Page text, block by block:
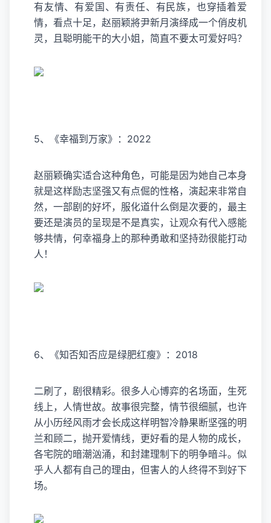
有友情、有爱国、有责任、有民族，也穿插着爱
情，看点十足，赵丽颖將尹新月演绎成一个俏皮机
灵，且聪明能干的大小姐，简直不要太可爱好吗？
5、《幸福到万家》：2022
赵丽颖确实适合这种角色，可能是因为她自己本身
就是这样励志坚强又有点倔的性格，演起来非常自
然，一部剧的好坏，服化道什么倒是次要的，最主
要还是演员的呈现是不是真实，让观众有代入感能
够共情，何幸福身上的那种勇敢和坚持劲很能打动
人！
6、《知否知否应是绿肥红瘦》：2018
二刷了，剧很精彩。很多人心博弈的名场面，生死
线上，人情世故。故事很完整，情节很细腻，也许
从小历经风雨才会长成这样明智冷静果断坚强的明
兰和顾二，抛开爱情线，更好看的是人物的成长，
各宅院的暗潮汹涌，和封建理制下的明争暗斗。似
乎人人都有自己的理由，但害人的人终得不到好下
场。